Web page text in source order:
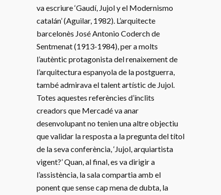
va escriure ‘Gaudí, Jujol y el Modernismo
catalán’ (Aguilar, 1982). L’arquitecte
barcelonès José Antonio Coderch de
Sentmenat (1913-1984), per a molts
l’autèntic protagonista del renaixement de
l’arquitectura espanyola de la postguerra,
també admirava el talent artístic de Jujol.
Totes aquestes referències d’ínclits
creadors que Mercadé va anar
desenvolupant no tenien una altre objectiu
que validar la resposta a la pregunta del títol
de la seva conferència, ‘Jujol, arquiartista
vigent?’ Quan, al final, es va dirigir a
l’assistència, la sala compartia amb el
ponent que sense cap mena de dubta, la